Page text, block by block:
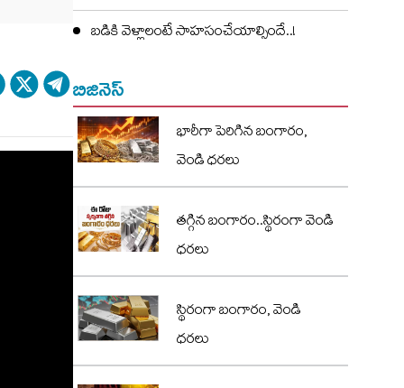
బడికి వెళ్లాలంటే సాహసంచేయాల్సిందే..!
బిజినెస్
భారీగా పెరిగిన బంగారం,
వెండి ధరలు
తగ్గిన బంగారం..స్థిరంగా వెండి
ధరలు
స్థిరంగా బంగారం, వెండి
ధరలు